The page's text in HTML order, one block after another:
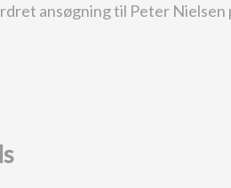
ansøgning til Peter Nielsen